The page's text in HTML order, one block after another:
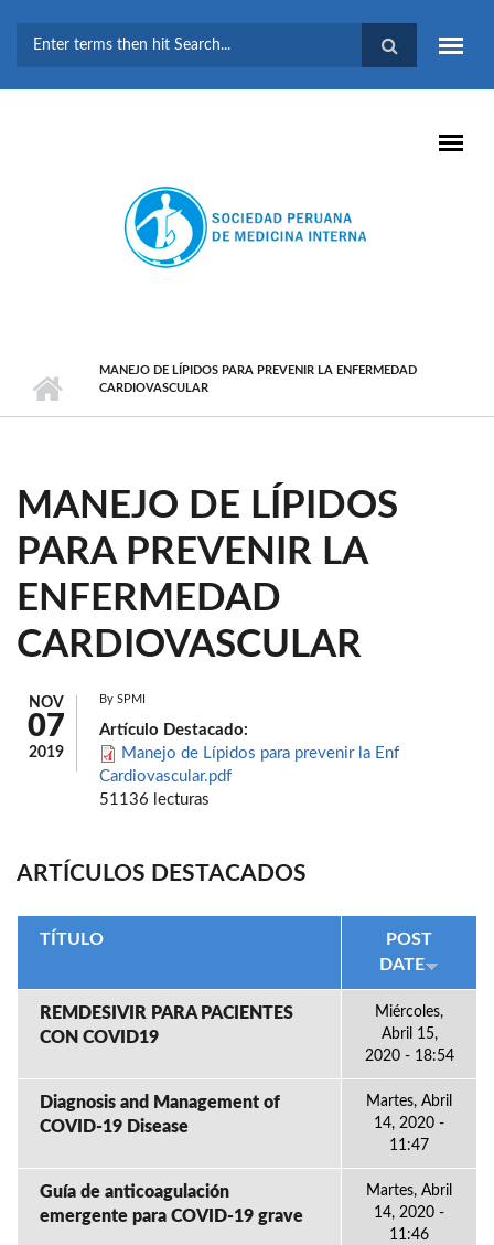
BÚSQUEDA
MANEJO DE LÍPIDOS PARA PREVENIR LA ENFERMEDAD
CARDIOVASCULAR
MANEJO DE LÍPIDOS
PARA PREVENIR LA
ENFERMEDAD
CARDIOVASCULAR
NOV
07
2019
By SPMI
Artículo Destacado:
Manejo de Lípidos para prevenir la Enf
Cardiovascular.pdf
51136 lecturas
ARTÍCULOS DESTACADOS
TÍTULO
POST
DATE
REMDESIVIR PARA PACIENTES
CON COVID19
Miércoles,
Abril 15,
2020 - 18:54
Diagnosis and Management of
COVID-19 Disease
Martes, Abril
14, 2020 -
11:47
Guía de anticoagulación
emergente para COVID-19 grave
Martes, Abril
14, 2020 -
11:46